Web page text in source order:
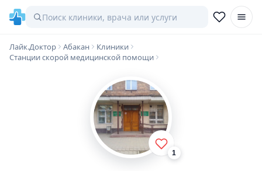
Лайк.Доктор Абакан
Клиники
Станции скорой медицинской помощи
1